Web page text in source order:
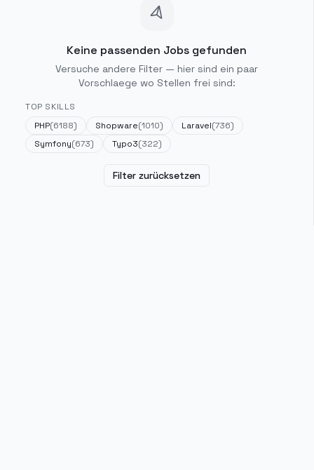
Keine passenden Jobs gefunden
Versuche andere Filter — hier sind ein paar
Vorschlaege wo Stellen frei sind:
TOP SKILLS
PHP(6188) Shopware(1010) Laravel(736)
Symfony(673) Typo3(322)
Filter zurücksetzen